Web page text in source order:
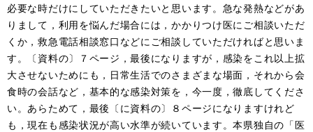
必要な時だけにしていただきたいと思います。急な発熱などがあ
りまして，利用を悩んだ場合には，かかりつけ医にご相談いただ
くか，救急電話相談窓口などにご相談していただければと思いま
す。〔資料の〕７ページ，最後になりますが，感染をこれ以上拡
大させないためにも，日常生活でのさまざまな場面，それから会
食時の会話など，基本的な感染対策を，今一度，徹底してくださ
い。あらためて，最後〔に資料の〕８ページになりますけれど
も，現在も感染状況が高い水準が続いています。本県独自の「医